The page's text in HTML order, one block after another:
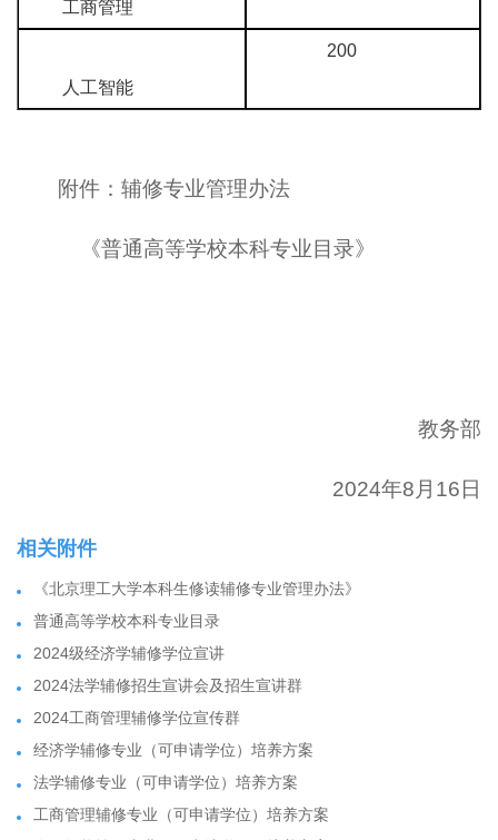
工商管理
人工智能
200
附件：辅修专业管理办法
《普通高等学校本科专业目录》
教务部
2024年8月16日
相关附件
《北京理工大学本科生修读辅修专业管理办法》
普通高等学校本科专业目录
2024级经济学辅修学位宣讲
2024法学辅修招生宣讲会及招生宣讲群
2024工商管理辅修学位宣传群
经济学辅修专业（可申请学位）培养方案
法学辅修专业（可申请学位）培养方案
工商管理辅修专业（可申请学位）培养方案